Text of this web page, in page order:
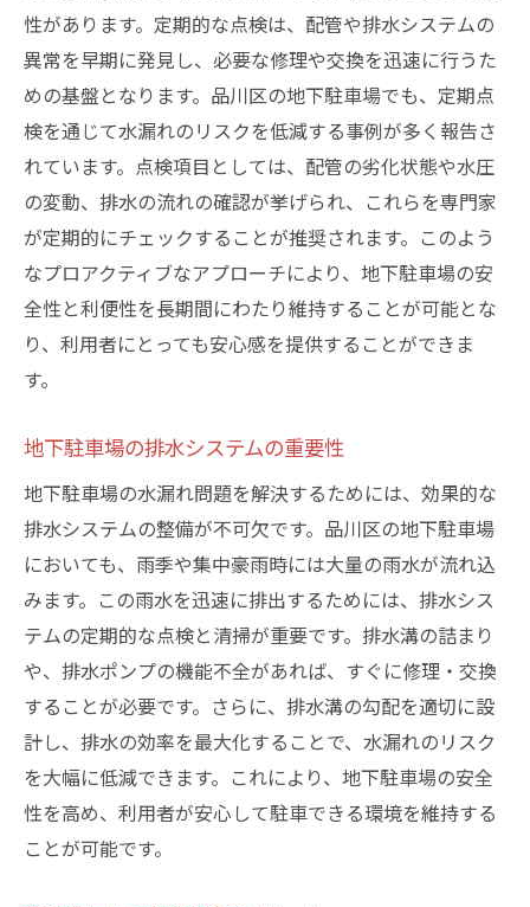
性があります。定期的な点検は、配管や排水システムの
異常を早期に発見し、必要な修理や交換を迅速に行うた
めの基盤となります。品川区の地下駐車場でも、定期点
検を通じて水漏れのリスクを低減する事例が多く報告さ
れています。点検項目としては、配管の劣化状態や水圧
の変動、排水の流れの確認が挙げられ、これらを専門家
が定期的にチェックすることが推奨されます。このよう
なプロアクティブなアプローチにより、地下駐車場の安
全性と利便性を長期間にわたり維持することが可能とな
り、利用者にとっても安心感を提供することができま
す。
地下駐車場の排水システムの重要性
地下駐車場の水漏れ問題を解決するためには、効果的な
排水システムの整備が不可欠です。品川区の地下駐車場
においても、雨季や集中豪雨時には大量の雨水が流れ込
みます。この雨水を迅速に排出するためには、排水シス
テムの定期的な点検と清掃が重要です。排水溝の詰まり
や、排水ポンプの機能不全があれば、すぐに修理・交換
することが必要です。さらに、排水溝の勾配を適切に設
計し、排水の効率を最大化することで、水漏れのリスク
を大幅に低減できます。これにより、地下駐車場の安全
性を高め、利用者が安心して駐車できる環境を維持する
ことが可能です。